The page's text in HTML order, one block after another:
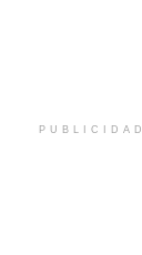
PUBLICIDAD